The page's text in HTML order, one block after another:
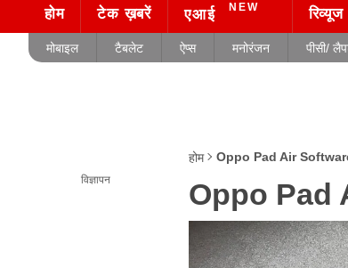
होम टेक ख़बरें एआई NEW रिव्यूज
मोबाइल टैबलेट ऐप्स मनोरंजन पीसी/
होम Oppo Pad Air
Oppo Pad
विज्ञापन